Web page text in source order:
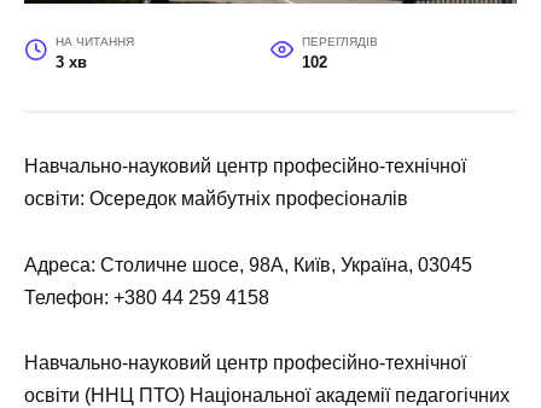
НА ЧИТАННЯ
3 хв
ПЕРЕГЛЯДІВ
102
Навчально-науковий центр професійно-технічної
освіти: Осередок майбутніх професіоналів
Адреса: Столичне шосе, 98А, Київ, Україна, 03045
Телефон: +380 44 259 4158
Навчально-науковий центр професійно-технічної
освіти (ННЦ ПТО) Національної академії педагогічних